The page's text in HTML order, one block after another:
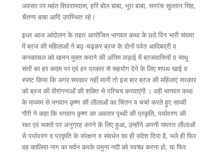
अवसर पर महंत शिवरामदास, हरि बोल बाबा, भूरा बाबा, सरपंच सुल्तान सिंह,
चैतन्य बाबा आदि उपस्थित रहे।
इधर आज आंदोलन के तहत आयोजित भागवत कथा के छठे दिन भारी संख्या
में ब्रज की महिलाओं ने बढ़-चढ़कर ब्रज के दोनों पर्वत आदिबद्री व
कनकाचल को खनन मुक्त कराने की अंतिम लड़ाई में ब्रजवासियों व साधु
संतों का हर कदम पर एवं हर प्रकार से सहयोग देने के लिए शपथ खाई व
स्पष्ट किया कि अगर सरकार नहीं मानी तो इस बार ब्रज की महिलाएं सरकार
को ब्रज की वीरांगनाओं की शक्ति से परिचय करवाएंगी । वही भागवत कथा
के माध्यम से भगवान कृष्ण की लीलाओं का चिंतन व चर्चा करते हुए साध्वी
गौरी ने कहा कि भगवान कृष्ण का अवतार पृथ्वी की प्रकृति, पर्यावरण की
रक्षा एवं भक्तो पर अनुग्रह करने के लिए हुआ, उन्होंने अपनी समस्त लीलाओं
से पर्यावरण व प्रकृति के संरक्षण व संवर्धन का ही संदेश दिया है, भले ही फिर
वह कालिया नाग का मर्दन करके यमुना नदी को स्वच्छ करना हो, या फिर